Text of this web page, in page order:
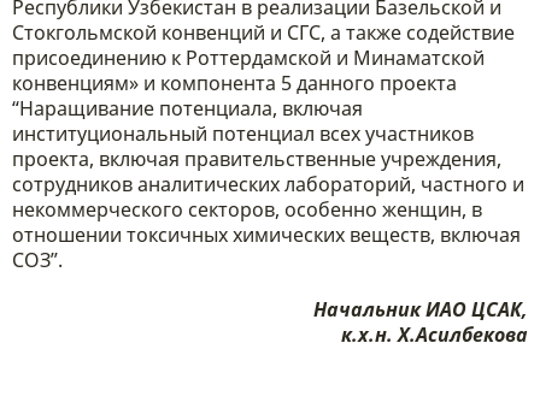
Республики Узбекистан в реализации Базельской и
Стокгольмской конвенций и СГС, а также содействие
присоединению к Роттердамской и Минаматской
конвенциям» и компонента 5 данного проекта
“Наращивание потенциала, включая
институциональный потенциал всех участников
проекта, включая правительственные учреждения,
сотрудников аналитических лабораторий, частного и
некоммерческого секторов, особенно женщин, в
отношении токсичных химических веществ, включая
СОЗ”.
Начальник ИАО ЦСАК,
к.х.н. Х.Асилбекова